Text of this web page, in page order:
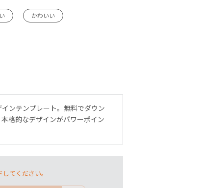
かわいい
ンテンプレート。無料でダウン
格的なデザインがパワーポイン
てください。